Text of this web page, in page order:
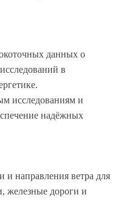
данных о
в
исследованиям и
надёжных
направления ветра для
железные дороги и